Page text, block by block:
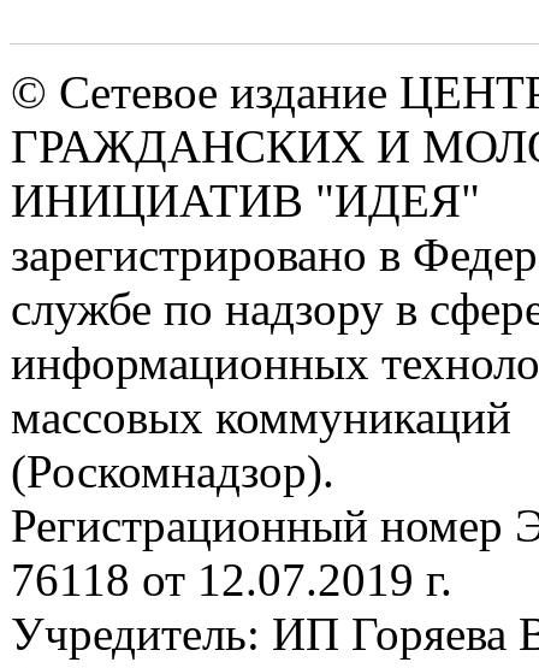
© Сетевое издание
ГРАЖДАНСКИХ И
ИНИЦИАТИВ "ИДЕЯ"
зарегистрировано в
службе по надзору в
информационных
массовых коммуникаций
(Роскомнадзор).
Регистрационный
76118 от 12.07.2019 г.
Учредитель: ИП Горяева